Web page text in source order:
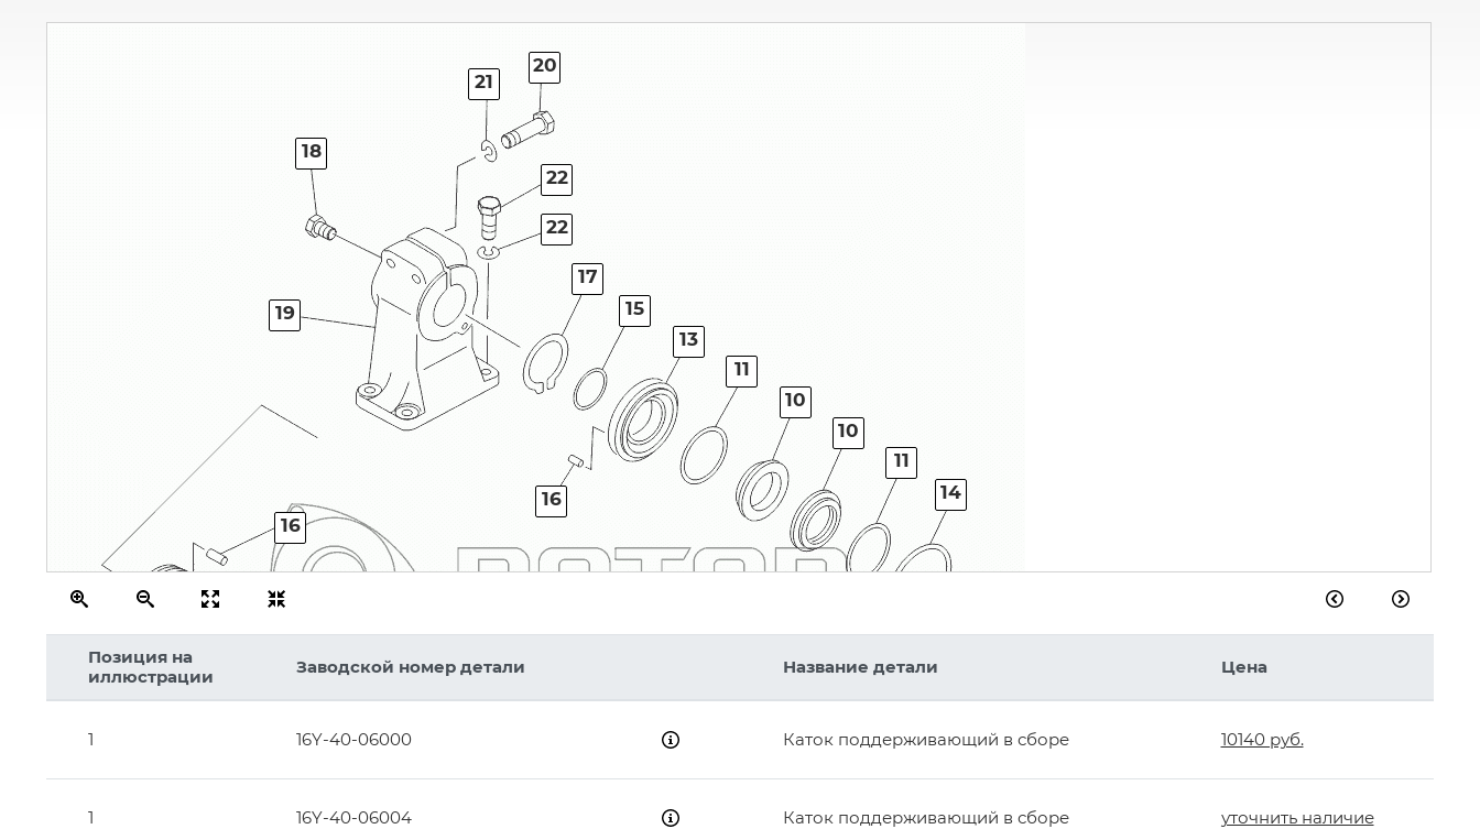
10
10
11
11
12
13
14
15
16
16
17
18
19
20
21
22
22
Позиция на
иллюстрации
Заводской номер детали Название детали Цена
1 16Y-40-06000 Каток поддерживающий в сборе 10140 руб.
1 16Y-40-06004 Каток поддерживающий в сборе уточнить наличие